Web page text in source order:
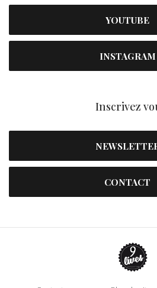
YOUTUBE
INSTAGRAM
Inscrivez
CONTACT